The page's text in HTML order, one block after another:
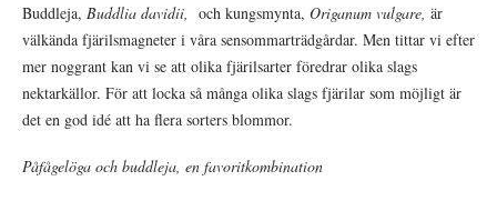
Buddleja, Buddlia davidii, och kungsmynta, Origanum vulgare, är
välkända fjärilsmagneter i våra sensommarträdgårdar. Men tittar vi efter
mer noggrant kan vi se att olika fjärilsarter föredrar olika slags
nektarkällor. För att locka så många olika slags fjärilar som möjligt är
det en god idé att ha flera sorters blommor.
Påfågelöga och buddleja, en favoritkombination